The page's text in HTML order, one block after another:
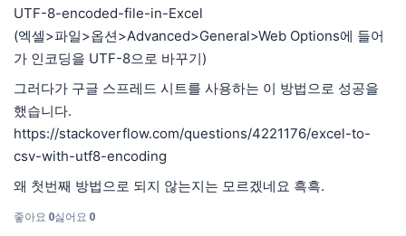
UTF-8-encoded-file-in-Excel
(엑셀>파일>옵션>Advanced>General>Web Options에 들어
가 인코딩을 UTF-8으로 바꾸기)
그러다가 구글 스프레드 시트를 사용하는 이 방법으로 성공을
했습니다.
https://stackoverflow.com/questions/4221176/excel-to-
csv-with-utf8-encoding
왜 첫번째 방법으로 되지 않는지는 모르겠네요 흑흑.
좋아요 0싫어요 0